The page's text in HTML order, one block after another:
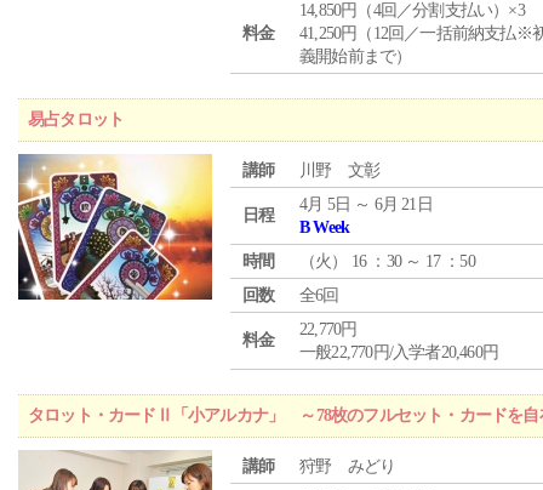
料金
14,850円（4回／分割支払い）×3
41,250円（12回／一括前納支払※
義開始前まで）
易占タロット
講師 川野 文彰
日程
4月 5日 ～ 6月 21日
B Week
時間
（火 ） 16 ：30 ～ 17 ：50
回数
全6回
料金
22,770円
一般22,770円/入学者20,460円
タロット・カードⅡ「小アルカナ」 ～78枚のフルセット・カードを自
講師 狩野 みどり